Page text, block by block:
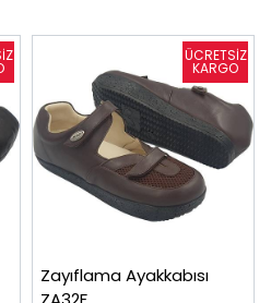
Zayıflama Ayakkabısı